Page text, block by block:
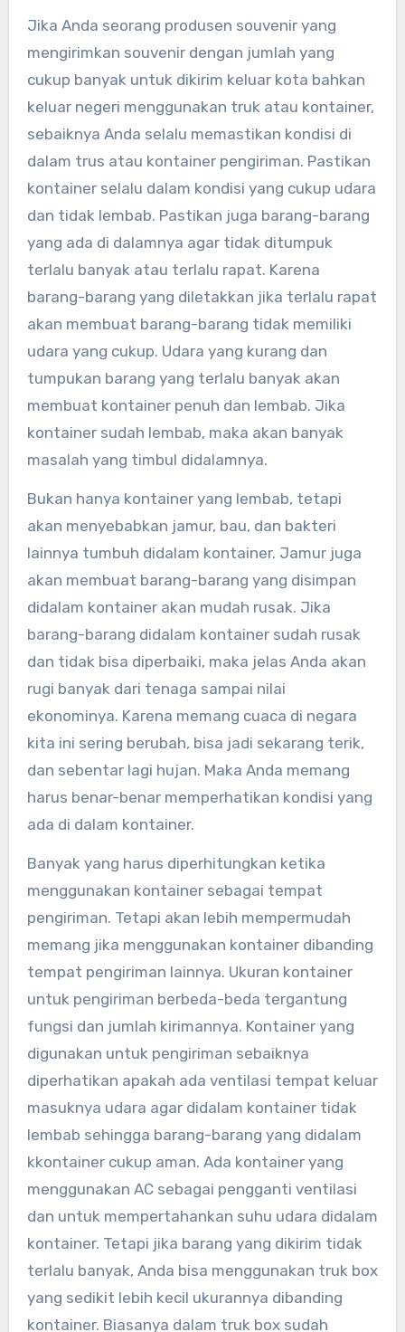
Jika Anda seorang produsen souvenir yang
mengirimkan souvenir dengan jumlah yang
cukup banyak untuk dikirim keluar kota bahkan
keluar negeri menggunakan truk atau kontainer,
sebaiknya Anda selalu memastikan kondisi di
dalam trus atau kontainer pengiriman. Pastikan
kontainer selalu dalam kondisi yang cukup udara
dan tidak lembab. Pastikan juga barang-barang
yang ada di dalamnya agar tidak ditumpuk
terlalu banyak atau terlalu rapat. Karena
barang-barang yang diletakkan jika terlalu rapat
akan membuat barang-barang tidak memiliki
udara yang cukup. Udara yang kurang dan
tumpukan barang yang terlalu banyak akan
membuat kontainer penuh dan lembab. Jika
kontainer sudah lembab, maka akan banyak
masalah yang timbul didalamnya.
Bukan hanya kontainer yang lembab, tetapi
akan menyebabkan jamur, bau, dan bakteri
lainnya tumbuh didalam kontainer. Jamur juga
akan membuat barang-barang yang disimpan
didalam kontainer akan mudah rusak. Jika
barang-barang didalam kontainer sudah rusak
dan tidak bisa diperbaiki, maka jelas Anda akan
rugi banyak dari tenaga sampai nilai
ekonominya. Karena memang cuaca di negara
kita ini sering berubah, bisa jadi sekarang terik,
dan sebentar lagi hujan. Maka Anda memang
harus benar-benar memperhatikan kondisi yang
ada di dalam kontainer.
Banyak yang harus diperhitungkan ketika
menggunakan kontainer sebagai tempat
pengiriman. Tetapi akan lebih mempermudah
memang jika menggunakan kontainer dibanding
tempat pengiriman lainnya. Ukuran kontainer
untuk pengiriman berbeda-beda tergantung
fungsi dan jumlah kirimannya. Kontainer yang
digunakan untuk pengiriman sebaiknya
diperhatikan apakah ada ventilasi tempat keluar
masuknya udara agar didalam kontainer tidak
lembab sehingga barang-barang yang didalam
kkontainer cukup aman. Ada kontainer yang
menggunakan AC sebagai pengganti ventilasi
dan untuk mempertahankan suhu udara didalam
kontainer. Tetapi jika barang yang dikirim tidak
terlalu banyak, Anda bisa menggunakan truk box
yang sedikit lebih kecil ukurannya dibanding
kontainer. Biasanya dalam truk box sudah